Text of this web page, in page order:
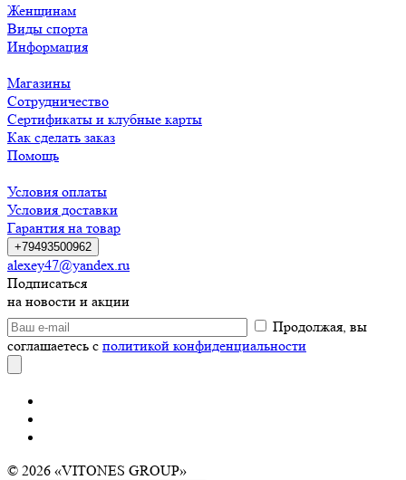
Женщинам
Виды спорта
Информация
Магазины
Сотрудничество
Сертификаты и клубные карты
Как сделать заказ
Помощь
Условия оплаты
Условия доставки
Гарантия на товар
+79493500962
alexey47@yandex.ru
Подписаться
на новости и акции
Продолжая, вы
соглашаетесь с политикой конфиденциальности
© 2026 «VITONES GROUP»